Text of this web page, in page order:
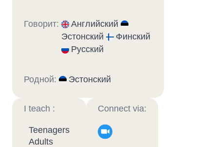
Говорит:
Английский
Эстонский
Финский
Русский
Родной: Эстонский
I teach :
Teenagers
Adults
Connect via: